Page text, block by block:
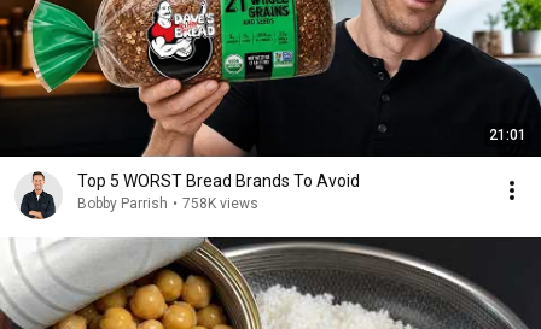
21:01
Top 5 WORST Bread Brands To Avoid
Bobby Parrish • 758K views